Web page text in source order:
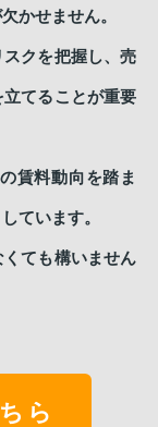
かせません。
クを把握し、売
立てることが重要
賃料動向を踏ま
ています。
ても構いません
ら